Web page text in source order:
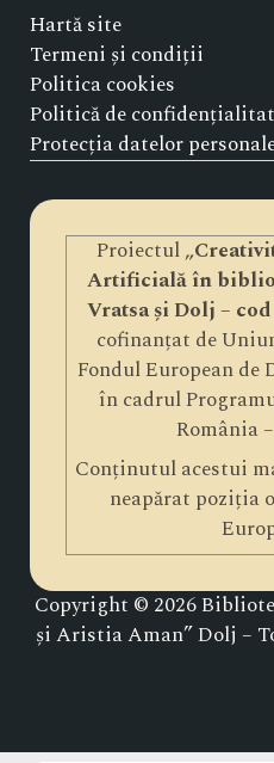
Hartă site
Termeni și condiții
Politica cookies
Politică de
Protecția datelor
Proiectul „
Artificială în
Vratsa și Dolj –
cofinanțat de
Fondul European de
în cadrul
România
Conținutul acestui
neapărat poziția
Copyright © 2026
și Aristia Aman” Dolj –